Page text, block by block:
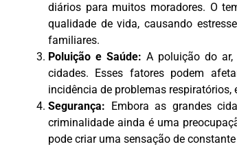
diários para muitos moradores. O
qualidade de vida, causando
familiares.
Poluição e Saúde: A poluição do
cidades. Esses fatores podem
incidência de problemas respiratórios,
Segurança: Embora as grandes
criminalidade ainda é uma
pode criar uma sensação de